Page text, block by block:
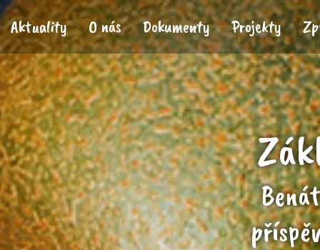
Aktuality O nás Dokumenty Projekty